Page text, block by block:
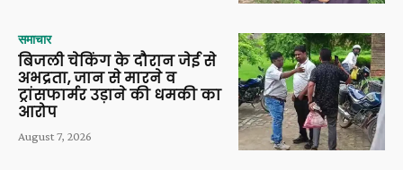
समाचार
बिजली चेकिंग के दौरान जेई से
अभद्रता, जान से मारने व
ट्रांसफार्मर उड़ाने की धमकी का
आरोप
August 7, 2026